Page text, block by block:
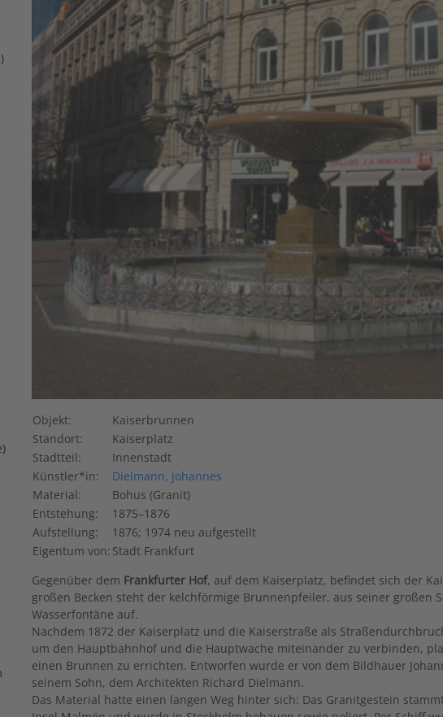
Objekt:
Kaiserbrunnen
Standort:
Kaiserplatz
Stadtteil:
Innenstadt
Künstler*in:
Dielmann, Johannes
Material:
Bohus (Granit)
Entstehung:
1875–1876
Aufstellung:
1876; 1974 neu aufgestellt
Eigentum von: Stadt Frankfurt
Gegenüber dem Frankfurter Hof, auf dem Kaiserplatz, befindet sich der
großen Becken steht der kelchförmige Brunnenpfeiler, aus seiner großen
Wasserfontäne auf.
Nachdem 1872 der Kaiserplatz und die Kaiserstraße als
um den Hauptbahnhof und die Hauptwache miteinander zu verbinden,
einen Brunnen zu errichten. Entworfen wurde er von dem Bildhauer
seinem Sohn, dem Architekten Richard Dielmann.
Das Material hatte einen langen Weg hinter sich: Das Granitgestein